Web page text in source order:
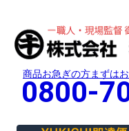
商品お急ぎの方まずは
0800-